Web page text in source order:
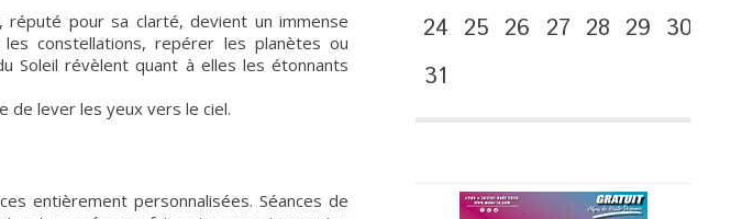
réputé pour sa clarté, devient un immense
constellations, repérer les planètes ou
Soleil révèlent quant à elles les étonnants
de lever les yeux vers le ciel.
entièrement personnalisées. Séances de
24 25 26 27 28 29 30
31